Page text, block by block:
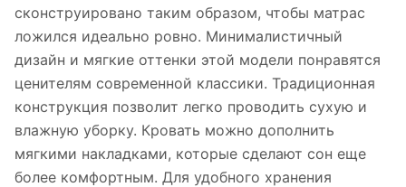
сконструировано таким образом, чтобы матрас
ложился идеально ровно. Минималистичный
дизайн и мягкие оттенки этой модели понравятся
ценителям современной классики. Традиционная
конструкция позволит легко проводить сухую и
влажную уборку. Кровать можно дополнить
мягкими накладками, которые сделают сон еще
более комфортным. Для удобного хранения